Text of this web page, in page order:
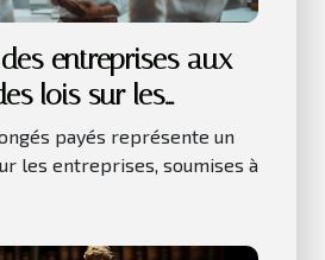
entreprises aux
lois sur les
payés représente un
les entreprises, soumises à